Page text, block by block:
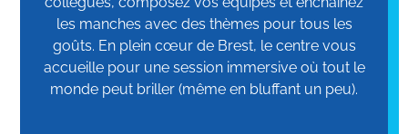
les manches avec des thèmes pour tous les
goûts. En plein cœur de Brest, le centre vous
accueille pour une session immersive où tout le
monde peut briller (même en bluffant un peu).